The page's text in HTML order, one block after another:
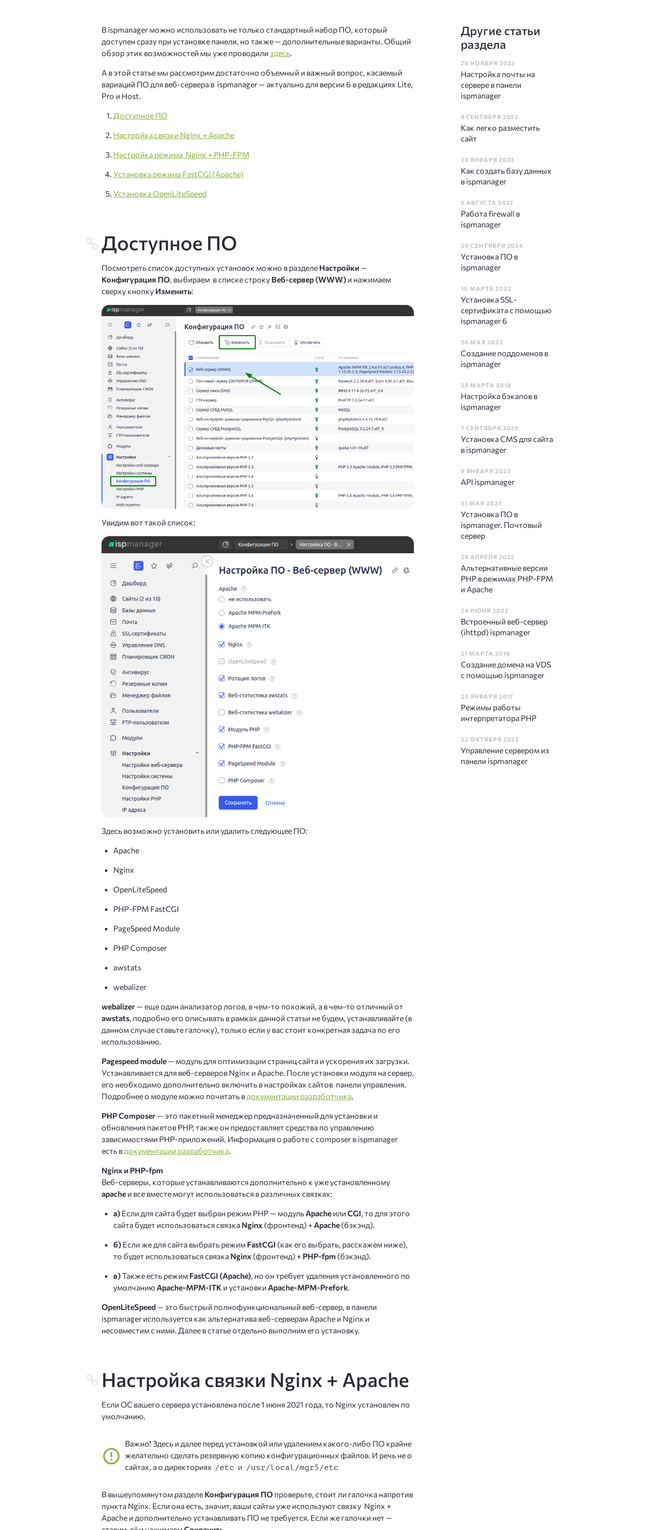
Сервер с большим HDD или NVMe-накопителем до 5000 Гб
VDS с GPU
VDS в Нидерландах
VDS в Алматы
Виртуальный сервер в Казахстане
Серверы с предустановленной ОС Windows 2019 и 2022
Защита сервера BitNinja
Лицензии 1С-Битрикс
Почтовый сервис на базе Exchange
DNS-хостинг
В ispmanager можно использовать не только стандартный набор ПО, который
доступен сразу при установке панели, но также — дополнительные варианты. Общий
обзор этих возможностей мы уже проводили здесь.
А в этой статье мы рассмотрим достаточно объемный и важный вопрос, касаемый
вариаций ПО для веб-сервера в ispmanager — актуально для версии 6 в редакциях Lite,
Pro и Host.
Доступное ПО
Настройка связки Nginx + Apache
Настройка режима Nginx + PHP-FPM
Установка режима FastCGI (Apache)
Установка OpenLiteSpeed
Доступное ПО
Посмотреть список доступных установок можно в разделе Настройки —
Конфигурация ПО, выбираем в списке строку Веб-сервер (WWW) и нажимаем
сверху кнопку Изменить:
Увидим вот такой список:
Здесь возможно установить или удалить следующее ПО:
Apache
Nginx
OpenLiteSpeed
PHP-FPM FastCGI
PageSpeed Module
PHP Composer
awstats
webalizer
webalizer — еще один анализатор логов, в чем-то похожий, а в чем-то отличный от
awstats, подробно его описывать в рамках данной статьи не будем, устанавливайте (в
данном случае ставьте галочку), только если у вас стоит конкретная задача по его
использованию.
Pagespeed module — модуль для оптимизации страниц сайта и ускорения их загрузки.
Устанавливается для веб-серверов Nginx и Apache. После установки модуля на сервер,
его необходимо дополнительно включить в настройках сайтов панели управления.
Подробнее о модуле можно почитать в документации разработчика.
PHP Composer — это пакетный менеджер предназначенный для установки и
обновления пакетов PHP, также он предоставляет средства по управлению
зависимостями PHP-приложений. Информация о работе с composer в ispmanager
есть в документации разработчика.
Nginx и PHP-fpm
Веб-серверы, которые устанавливаются дополнительно к уже установленному
apache и все вместе могут использоваться в различных связках:
а) Если для сайта будет выбран режим PHP — модуль Apache или CGI, то для этого
сайта будет использоваться связка Nginx (фронтенд) + Apache (бэкэнд).
б) Если же для сайта выбрать режим FastCGI (как его выбрать, расскажем ниже),
то будет использоваться связка Nginx (фронтенд) + PHP-fpm (бэкэнд).
в)Также есть режим FastCGI (Apache), но он требует удаления установленного по
умолчанию Apache-MPM-ITK и установки Apache-MPM-Prefork.
OpenLiteSpeed — это быстрый полнофункциональный веб-сервер, в панели
ispmanager используется как альтернатива веб-серверам Apache и Nginx и
несовместим с ними. Далее в статье отдельно выполним его установку.
Настройка связки Nginx + Apache
Если ОС вашего сервера установлена после 1 июня 2021 года, то Nginx установлен по
умолчанию.
Важно! Здесь и далее перед установкой или удалением какого-либо ПО крайне
желательно сделать резервную копию конфигурационных файлов. И речь не о
сайтах, а о директориях /etc и /usr/local/mgr5/etc
В вышеупомянутом разделе Конфигурация ПО проверьте, стоит ли галочка напротив
пункта Nginx. Если она есть, значит, ваши сайты уже используют связку Nginx +
Apache и дополнительно устанавливать ПО не требуется. Если же галочки нет —
Другие статьи
раздела
28 НОЯБРЯ 2022
Настройка почты на
сервере в панели
ispmanager
9 СЕНТЯБРЯ 2022
Как легко разместить
сайт
23 ЯНВАРЯ 2022
Как создать базу данных
в ispmanager
5 АВГУСТА 2022
Работа firewall в
ispmanager
30 СЕНТЯБРЯ 2024
Установка ПО в
ispmanager
10 МАРТА 2022
Установка SSL-
сертификата с помощью
ispmanager 6
26 МАЯ 2022
Создание поддоменов в
ispmanager
28 МАРТА 2018
Настройка бэкапов в
ispmanager
7 СЕНТЯБРЯ 2020
Установка CMS для сайта
в ispmanager
9 ЯНВАРЯ 2023
API ispmanager
31 МАЯ 2021
Установка ПО в
ispmanager. Почтовый
сервер
28 АПРЕЛЯ 2022
Альтернативные версии
PHP в режимах PHP-FPM
и Apache
24 ИЮНЯ 2022
Встроенный веб-сервер
(ihttpd) ispmanager
21 МАРТА 2016
Создание домена на VDS
с помощью ispmanager
23 ЯНВАРЯ 2017
Режимы работы
интерпретатора PHP
22 ОКТЯБРЯ 2022
Управление сервером из
панели ispmanager